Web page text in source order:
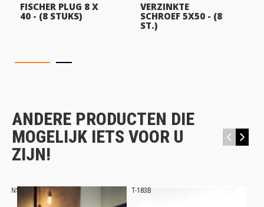
FISCHER PLUG 8 X
40 - (8 STUKS)
VERZINKTE
SCHROEF 5X50 - (8
ST.)
ANDERE PRODUCTEN DIE
MOGELIJK IETS VOOR U
ZIJN!
‹ ›
NSH-15 T-183B T-